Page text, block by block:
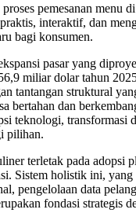
pemesanan menu
interaktif, dan
bagi konsumen.
pasar yang
miliar dolar tahun
tantangan struktural
bertahan dan
teknologi, transformasi
pilihan.
terletak pada adopsi
Sistem holistik ini, yang
pengelolaan data
fondasi strategis